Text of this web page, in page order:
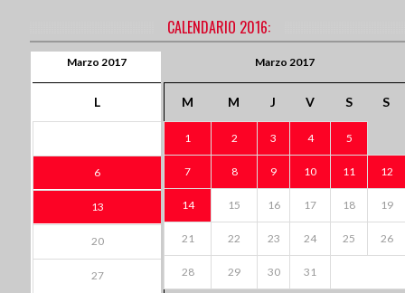
CALENDARIO 2016:
Marzo 2017
M M J V S S
1 2 3 4 5
7 8 9 10 11 12
14 15 16 17 18 19
21 22 23 24 25 26
28 29 30 31
Marzo 2017
L
6
13
20
27